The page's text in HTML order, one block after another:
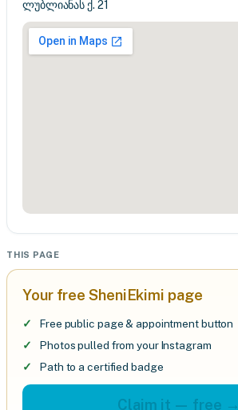
ლუბლიანას ქ. 21
THIS PAGE
Your free SheniEkimi page
Free public page & appointment button
Photos pulled from your Instagram
Path to a certified badge
Claim it — free →